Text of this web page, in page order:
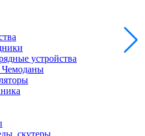
устройства
скутеры